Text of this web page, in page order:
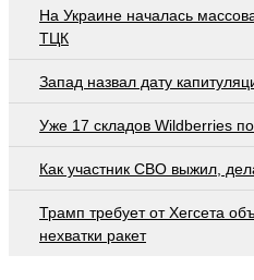
На Украине началась
ТЦК
Запад назвал дату
Уже 17 складов Wildberries
Как участник СВО выжил,
Трамп требует от Хегсета
нехватки ракет